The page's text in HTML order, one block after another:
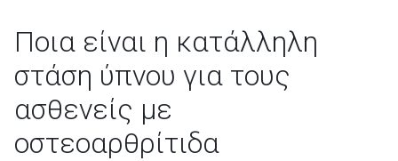
Ποια είναι η κατάλληλη
στάση ύπνου για τους
ασθενείς με
οστεοαρθρίτιδα